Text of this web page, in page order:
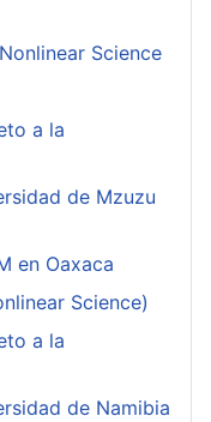
Science
a la
de Mzuzu
en Oaxaca
Science)
a la
de Namibia